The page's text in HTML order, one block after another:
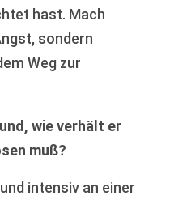
hast. Mach
sondern
Weg zur
wie verhält er
muß?
intensiv an einer